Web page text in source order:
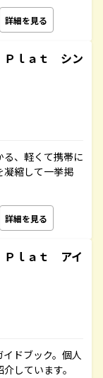
詳細を見る
ｌａｔ シン
、軽くて携帯に
凝縮して一挙掲
詳細を見る
ｌａｔ アイ
ドブック。個人
しています。